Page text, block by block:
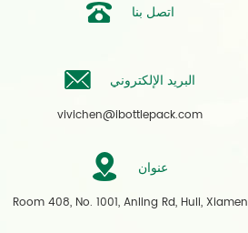
اتصل بنا
البريد الإلكتروني
vivichen@ibottlepack.com
عنوان
Room 408, No. 1001, Anling Rd, Huli, Xiamen